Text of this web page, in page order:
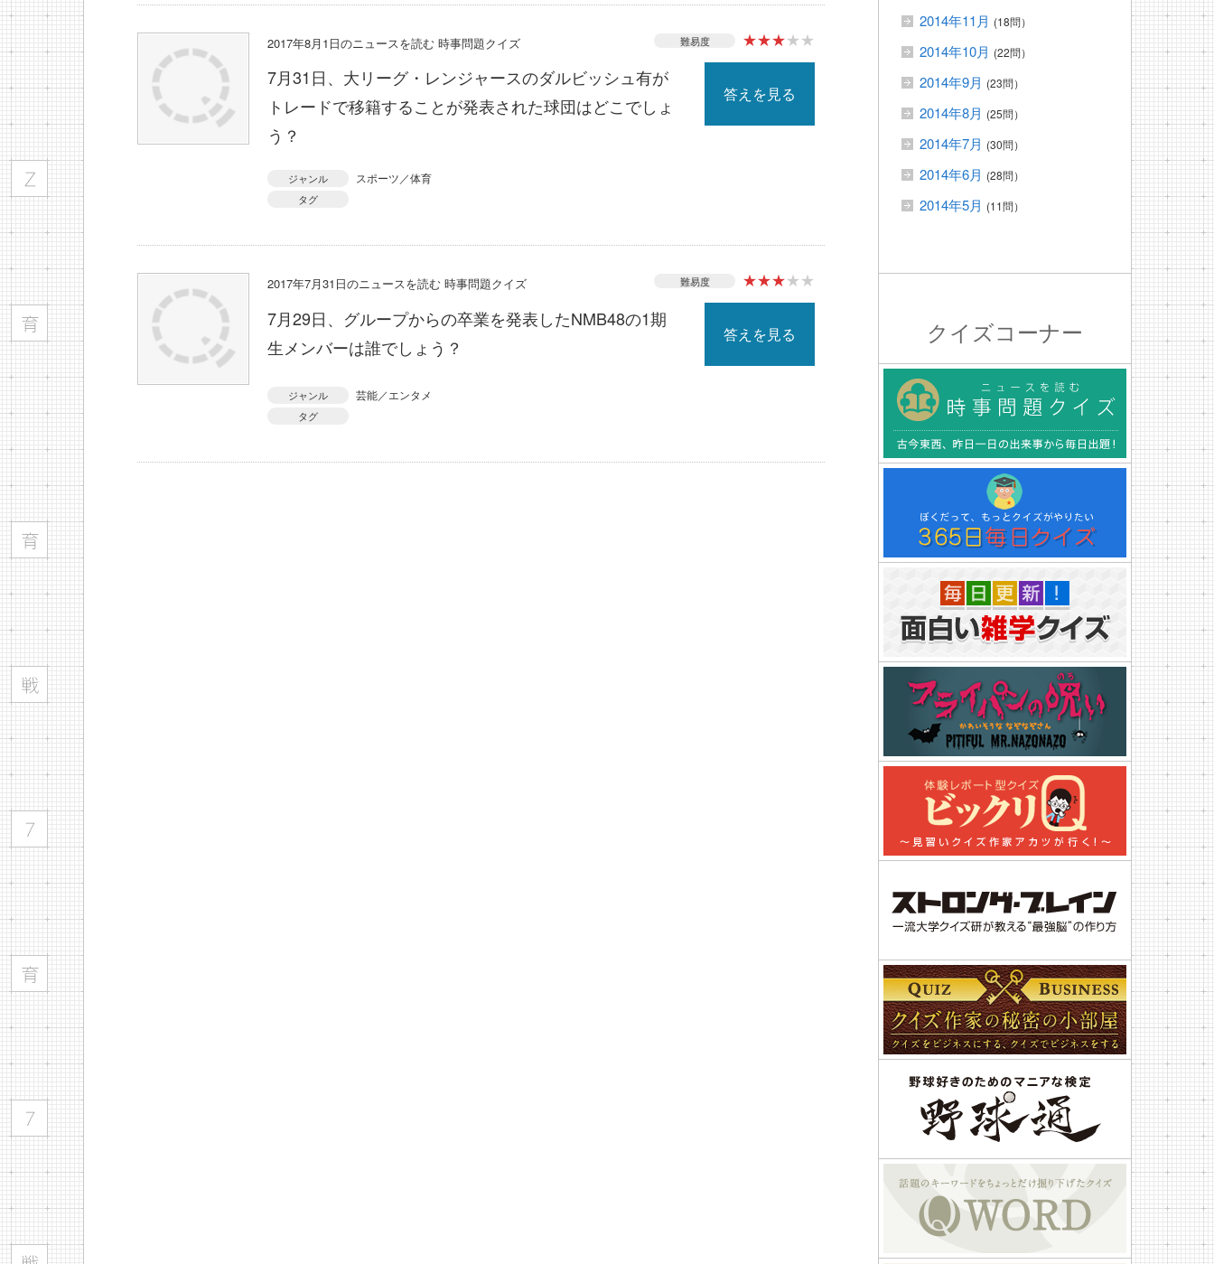
2017年8月1日のニュースを読む 時事問題クイズ 難易度 ★★★★★
7月31日、大リーグ・レンジャースのダルビッシュ有が
トレードで移籍することが発表された球団はどこでしょ
う？
答えを見る
ジャンル スポーツ／体育
タグ
2017年7月31日のニュースを読む 時事問題クイズ 難易度 ★★★★★
7月29日、グループからの卒業を発表したNMB48の1期
生メンバーは誰でしょう？
答えを見る
ジャンル 芸能／エンタメ
タグ
2014年11月 (18問）
2014年10月 (22問）
2014年9月 (23問）
2014年8月 (25問）
2014年7月 (30問）
2014年6月 (28問）
2014年5月 (11問）
クイズコーナー